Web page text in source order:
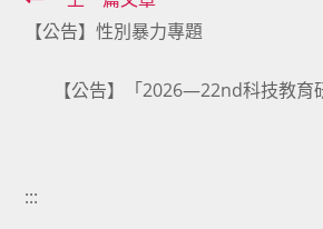
more
articles
【公告】性別暴力專題
【公告】「2026—22nd科技教育
:::